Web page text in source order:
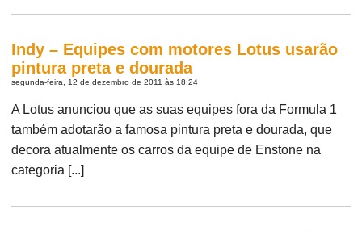
Indy – Equipes com motores Lotus usarão
pintura preta e dourada
segunda-feira, 12 de dezembro de 2011 às 18:24
A Lotus anunciou que as suas equipes fora da Formula 1
também adotarão a famosa pintura preta e dourada, que
decora atualmente os carros da equipe de Enstone na
categoria [...]